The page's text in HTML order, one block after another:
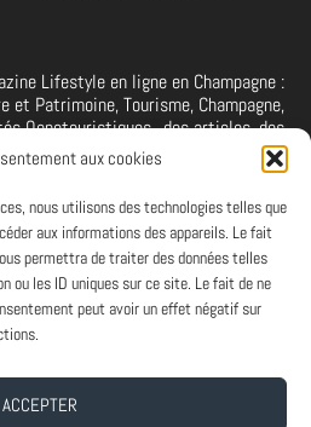
aux cookies
nous utilisons des technologies telles que
aux informations des appareils. Le fait
permettra de traiter des données telles
ou les ID uniques sur ce site. Le fait de ne
peut avoir un effet négatif sur
ACCEPTER
Lifestyle en ligne en Champagne :
et Patrimoine, Tourisme, Champagne,
Oenotouristiques.. des articles, des
de la Champagne. A retrouver et à
I X I Threads I YouTube I TikTok I
Instagram I Linkedin
PARTENAIRES
devenir Partenaire d'Art de Vivre à la
n'hésitez pas à nous contacter.